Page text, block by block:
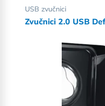
USB zvučnici
Zvučnici 2.0 USB